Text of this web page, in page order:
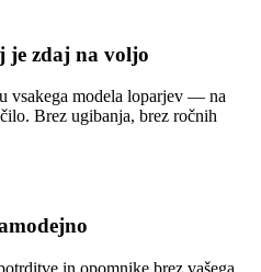
je zdaj na voljo
vsakega modela loparjev — na
Brez ugibanja, brez ročnih
in opomnike brez vašega